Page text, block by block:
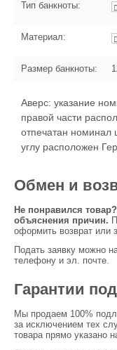
Тип банкноты:
Материал:
Размер банкноты:
Аверс: указание
правой части
отпечатан
углу расположен
Обмен и
Не понравился
объяснения причин.
оформить возврат или
Подать заявку можно
телефону и эл. почте.
Гарантии
Мы продаем 100%
за исключением тех
товара прямо указано